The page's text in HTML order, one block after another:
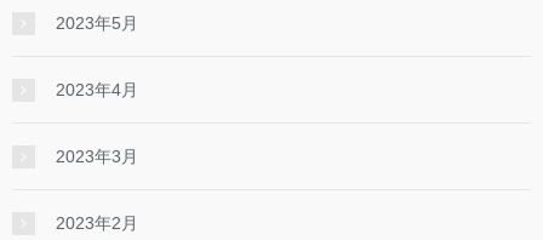
2023年5月
2023年4月
2023年3月
2023年2月